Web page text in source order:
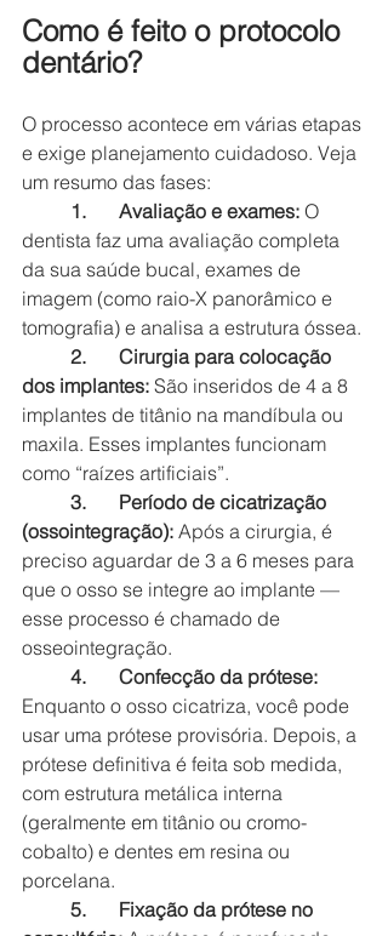
Como é feito o protocolo
dentário?
O processo acontece em várias etapas
e exige planejamento cuidadoso. Veja
um resumo das fases:
1.	Avaliação e exames: O
dentista faz uma avaliação completa
da sua saúde bucal, exames de
imagem (como raio-X panorâmico e
tomografia) e analisa a estrutura óssea.
2.	Cirurgia para colocação
dos implantes: São inseridos de 4 a 8
implantes de titânio na mandíbula ou
maxila. Esses implantes funcionam
como “raízes artificiais”.
3.	Período de cicatrização
(ossointegração): Após a cirurgia, é
preciso aguardar de 3 a 6 meses para
que o osso se integre ao implante —
esse processo é chamado de
osseointegração.
4.	Confecção da prótese:
Enquanto o osso cicatriza, você pode
usar uma prótese provisória. Depois, a
prótese definitiva é feita sob medida,
com estrutura metálica interna
(geralmente em titânio ou cromo-
cobalto) e dentes em resina ou
porcelana.
5.	Fixação da prótese no